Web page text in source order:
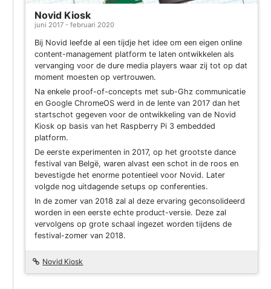
Novid Kiosk
juni 2017 - februari 2020
Bij Novid leefde al een tijdje het idee om een eigen online
content-management platform te laten ontwikkelen als
vervanging voor de dure media players waar zij tot op dat
moment moesten op vertrouwen.
Na enkele proof-of-concepts met sub-Ghz communicatie
en Google ChromeOS werd in de lente van 2017 dan het
startschot gegeven voor de ontwikkeling van de Novid
Kiosk op basis van het Raspberry Pi 3 embedded
platform.
De eerste experimenten in 2017, op het grootste dance
festival van Belgë, waren alvast een schot in de roos en
bevestigde het enorme potentieel voor Novid. Later
volgde nog uitdagende setups op conferenties.
In de zomer van 2018 zal al deze ervaring geconsolideerd
worden in een eerste echte product-versie. Deze zal
vervolgens op grote schaal ingezet worden tijdens de
festival-zomer van 2018.
Novid Kiosk